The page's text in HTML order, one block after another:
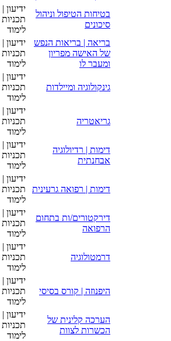
בטיחות הטיפול וניהול
סיכונים
ידיעון |
תכניות
לימוד
בריאה | בריאות הנפש
של האישה מפריון
ומעבר לו
ידיעון |
תכניות
לימוד
גינקולוגיה ומיילדות
ידיעון |
תכניות
לימוד
גריאטריה
ידיעון |
תכניות
לימוד
דימות | רדיולוגיה
אבחנתית
ידיעון |
תכניות
לימוד
דימות | רפואה גרעינית
ידיעון |
תכניות
לימוד
דירקטורים/ות בתחום
הרפואה
ידיעון |
תכניות
לימוד
דרמטולוגיה
ידיעון |
תכניות
לימוד
היפנוזה | קורס בסיסי
ידיעון |
תכניות
לימוד
הערכה קלינית של
הכשרות לצוות
ידיעון |
תכניות
לימוד